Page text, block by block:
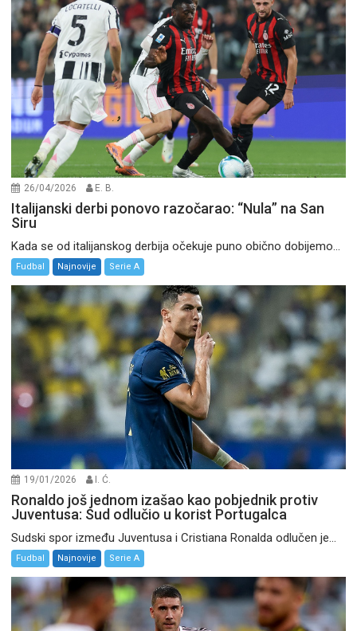
26/04/2026 E. B.
Italijanski derbi ponovo razočarao: “Nula” na San
Siru
Kada se od italijanskog derbija očekuje puno obično dobijemo...
Fudbal Najnovije Serie A
19/01/2026 I. Ć.
Ronaldo još jednom izašao kao pobjednik protiv
Juventusa: Sud odlučio u korist Portugalca
Sudski spor između Juventusa i Cristiana Ronalda odlučen je...
Fudbal Najnovije Serie A